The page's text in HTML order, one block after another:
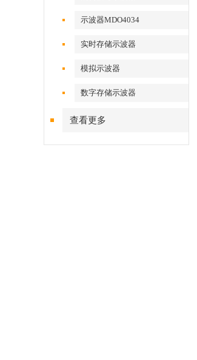
示波器MDO4034
实时存储示波器
模拟示波器
数字存储示波器
查看更多